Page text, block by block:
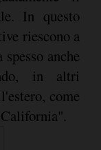
In questo
riescono a
anche
in altri
come